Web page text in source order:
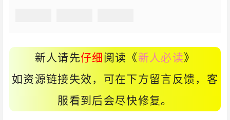
新人请先仔细 阅读《新人必读》
如资源链接失效，可在下方留言反馈，客
服看到后会尽快修复。